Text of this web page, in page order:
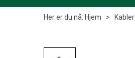
Her er du nå: Hjem > Kabler